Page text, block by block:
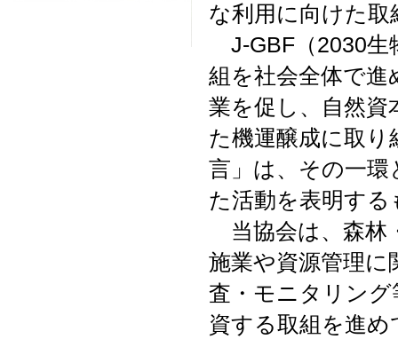
な利用に向けた
J-GBF（2030生
組を社会全体で進
業を促し、自然資
た機運醸成に取
言」は、その一環
た活動を表明す
当協会は、森林
施業や資源管理に
査・モニタリン
資する取組を進